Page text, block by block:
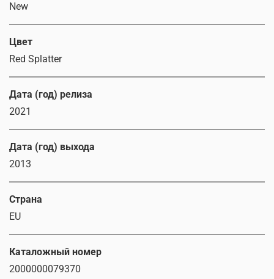
New
Цвет
Red Splatter
Дата (год) релиза
2021
Дата (год) выхода
2013
Страна
EU
Каталожный номер
2000000079370